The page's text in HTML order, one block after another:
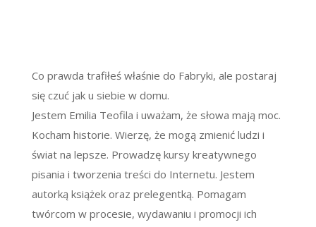
Co prawda trafiłeś właśnie do Fabryki, ale postaraj
się czuć jak u siebie w domu.
Jestem Emilia Teofila i uważam, że słowa mają moc.
Kocham historie. Wierzę, że mogą zmienić ludzi i
świat na lepsze. Prowadzę kursy kreatywnego
pisania i tworzenia treści do Internetu. Jestem
autorką książek oraz prelegentką. Pomagam
twórcom w procesie, wydawaniu i promocji ich